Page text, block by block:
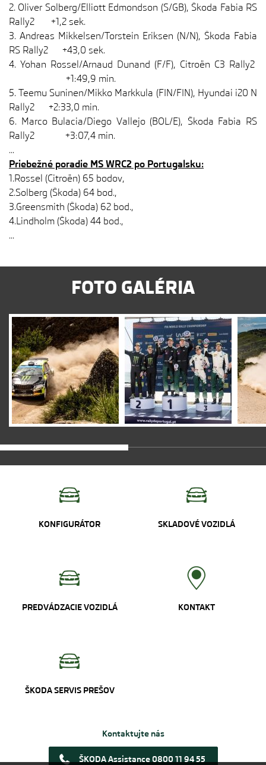
2. Oliver Solberg/Elliott Edmondson (S/GB), Škoda Fabia RS
Rally2 +1,2 sek.
3. Andreas Mikkelsen/Torstein Eriksen (N/N), Škoda Fabia
RS Rally2 +43,0 sek.
4. Yohan Rossel/Arnaud Dunand (F/F), Citroën C3 Rally2
+1:49,9 min.
5. Teemu Suninen/Mikko Markkula (FIN/FIN), Hyundai i20 N
Rally2 +2:33,0 min.
6. Marco Bulacia/Diego Vallejo (BOL/E), Škoda Fabia RS
Rally2 +3:07,4 min.
...
Priebežné poradie MS WRC2 po Portugalsku:
1.Rossel (Citroën) 65 bodov,
2.Solberg (Škoda) 64 bod.,
3.Greensmith (Škoda) 62 bod.,
4.Lindholm (Škoda) 44 bod.,
...
FOTO GALÉRIA
KONFIGURÁTOR SKLADOVÉ VOZIDLÁ
PREDVÁDZACIE VOZIDLÁ KONTAKT
ŠKODA SERVIS PREŠOV
Kontaktujte nás
ŠKODA Assistance 0800 11 94 55